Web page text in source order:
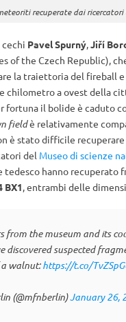
recuperate dai
Pavel Spurný,Jiří
of the Czech Republic),
la traiettoria del fireball e
chilometro a ovest della
fortuna il bolide è caduto
fieldè relativamente
è stato difficile
del Museo di scienze
tedesco hanno recuperato
BX1, entrambi delle
from the museum and its
discovered suspected
walnut:https://t.co/
(@mfnberlin)January 26,